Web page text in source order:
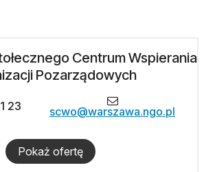
Centrum Wspierania
Pozarządowych
23 scwo@warszawa.ngo.pl
Pokaż ofertę